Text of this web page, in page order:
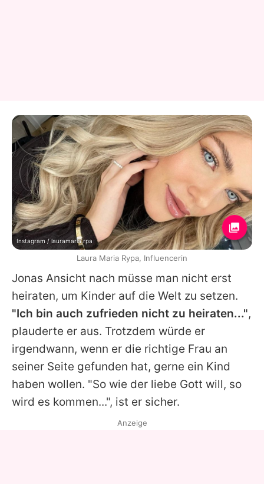
Jonas Ansicht nach müsse man nicht erst
heiraten, um Kinder auf die Welt zu setzen.
"Ich bin auch zufrieden nicht zu heiraten...",
plauderte er aus. Trotzdem würde er
irgendwann, wenn er die richtige Frau an
seiner Seite gefunden hat, gerne ein Kind
haben wollen. "So wie der liebe Gott will, so
wird es kommen...", ist er sicher.
Instagram / lauramaria.rpa
Laura Maria Rypa, Influencerin
Anzeige